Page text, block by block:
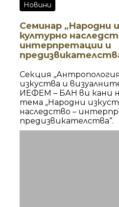
Новини
Семинар „Народни
културно
интерпретации и
Секция
изкуства и
ИЕФЕМ – БАН ви кани
тема „Народни
наследство –
предизвикателства“.